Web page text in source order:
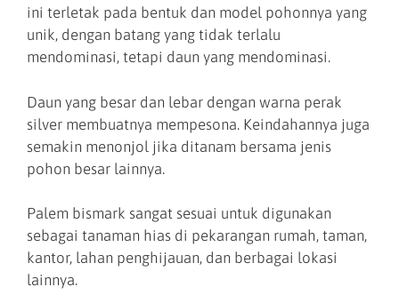
ini terletak pada bentuk dan model pohonnya yang
unik, dengan batang yang tidak terlalu
mendominasi, tetapi daun yang mendominasi.
Daun yang besar dan lebar dengan warna perak
silver membuatnya mempesona. Keindahannya juga
semakin menonjol jika ditanam bersama jenis
pohon besar lainnya.
Palem bismark sangat sesuai untuk digunakan
sebagai tanaman hias di pekarangan rumah, taman,
kantor, lahan penghijauan, dan berbagai lokasi
lainnya.